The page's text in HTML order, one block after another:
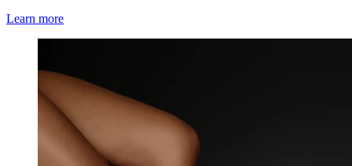
Learn more